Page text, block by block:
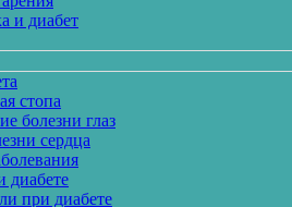
и диабет
стопа
болезни глаз
сердца
диабете
при диабете